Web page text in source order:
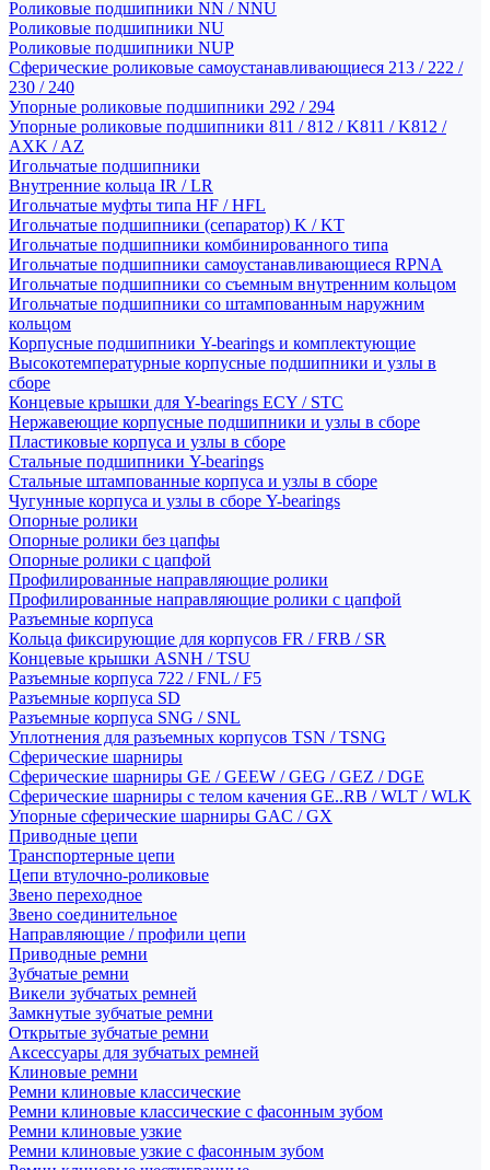
Роликовые подшипники NN / NNU
Роликовые подшипники NU
Роликовые подшипники NUP
Сферические роликовые самоустанавливающиеся 213 / 222 /
230 / 240
Упорные роликовые подшипники 292 / 294
Упорные роликовые подшипники 811 / 812 / K811 / K812 /
AXK / AZ
Игольчатые подшипники
Внутренние кольца IR / LR
Игольчатые муфты типа HF / HFL
Игольчатые подшипники (сепаратор) K / KT
Игольчатые подшипники комбинированного типа
Игольчатые подшипники самоустанавливающиеся RPNA
Игольчатые подшипники со съемным внутренним кольцом
Игольчатые подшипники со штампованным наружним
кольцом
Корпусные подшипники Y-bearings и комплектующие
Высокотемпературные корпусные подшипники и узлы в
сборе
Концевые крышки для Y-bearings ECY / STC
Нержавеющие корпусные подшипники и узлы в сборе
Пластиковые корпуса и узлы в сборе
Стальные подшипники Y-bearings
Стальные штампованные корпуса и узлы в сборе
Чугунные корпуса и узлы в сборе Y-bearings
Опорные ролики
Опорные ролики без цапфы
Опорные ролики с цапфой
Профилированные направляющие ролики
Профилированные направляющие ролики с цапфой
Разъемные корпуса
Кольца фиксирующие для корпусов FR / FRB / SR
Концевые крышки ASNH / TSU
Разъемные корпуса 722 / FNL / F5
Разъемные корпуса SD
Разъемные корпуса SNG / SNL
Уплотнения для разъемных корпусов TSN / TSNG
Сферические шарниры
Сферические шарниры GE / GEEW / GEG / GEZ / DGE
Сферические шарниры с телом качения GE..RB / WLT / WLK
Упорные сферические шарниры GAC / GX
Приводные цепи
Транспортерные цепи
Цепи втулочно-роликовые
Звено переходное
Звено соединительное
Направляющие / профили цепи
Приводные ремни
Зубчатые ремни
Викели зубчатых ремней
Замкнутые зубчатые ремни
Открытые зубчатые ремни
Аксессуары для зубчатых ремней
Клиновые ремни
Ремни клиновые классические
Ремни клиновые классические с фасонным зубом
Ремни клиновые узкие
Ремни клиновые узкие с фасонным зубом